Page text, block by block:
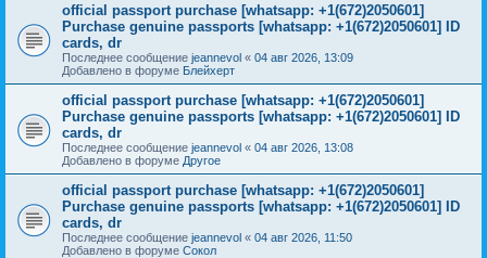
official passport purchase [whatsapp: +1(672)2050601]
Purchase genuine passports [whatsapp: +1(672)2050601] ID
cards, dr
Последнее сообщение jeannevol « 04 авг 2026, 13:09
Добавлено в форуме Блейхерт
official passport purchase [whatsapp: +1(672)2050601]
Purchase genuine passports [whatsapp: +1(672)2050601] ID
cards, dr
Последнее сообщение jeannevol « 04 авг 2026, 13:08
Добавлено в форуме Другое
official passport purchase [whatsapp: +1(672)2050601]
Purchase genuine passports [whatsapp: +1(672)2050601] ID
cards, dr
Последнее сообщение jeannevol « 04 авг 2026, 11:50
Добавлено в форуме Сокол